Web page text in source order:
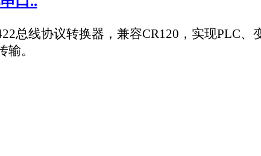
信。它还有一个名字，叫做LTE-M，LTE-Machine-to-